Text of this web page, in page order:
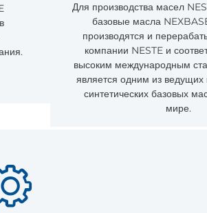
Для производства масел
базовые масла
производятся и
компании NESTE и
высоким международным
является одним из ведущих
синтетических базовых
мире.